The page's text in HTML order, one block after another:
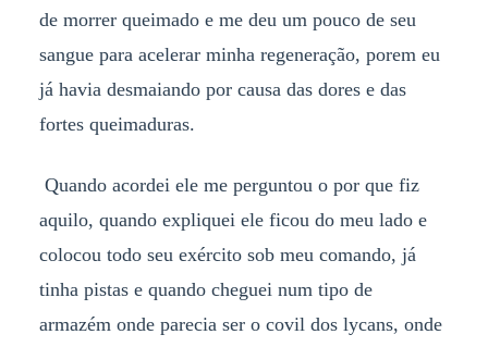
de morrer queimado e me deu um pouco de seu
sangue para acelerar minha regeneração, porem eu
já havia desmaiando por causa das dores e das
fortes queimaduras.
Quando acordei ele me perguntou o por que fiz
aquilo, quando expliquei ele ficou do meu lado e
colocou todo seu exército sob meu comando, já
tinha pistas e quando cheguei num tipo de
armazém onde parecia ser o covil dos lycans, onde